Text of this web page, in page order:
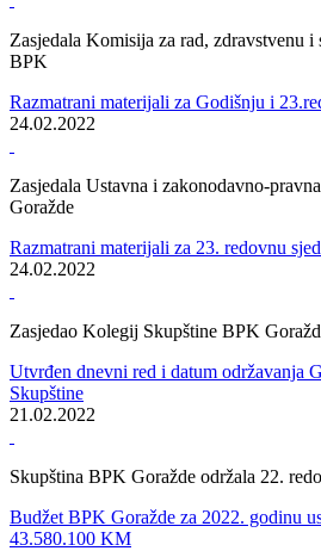
Konstituirajuća sjednica Skupštine BPK-
Novoizabrani poslanici položili svečanu
naroda
15.11.2022